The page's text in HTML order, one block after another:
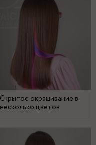
Скрытое окрашивание в
несколько цветов